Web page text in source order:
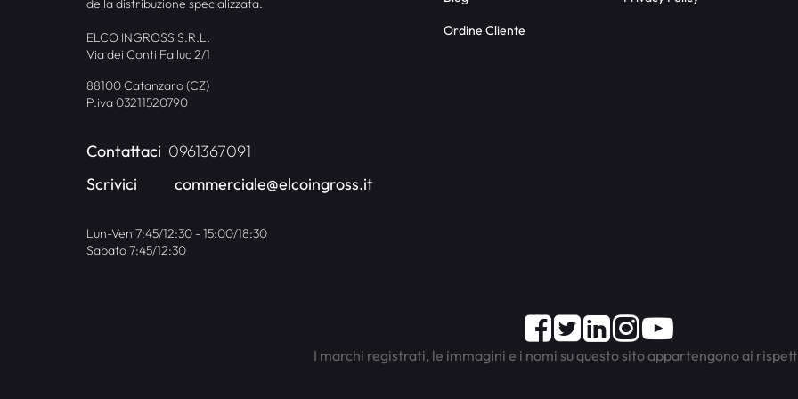
ELCO INGROSS S.R.L.
Via dei Conti Falluc 2/1
88100 Catanzaro (CZ)
P.iva 03211520790
Contattaci 0961367091
Scrivici
commerciale@elcoingross.it
Lun-Ven 7:45/12:30 - 15:00/18:30
Sabato 7:45/12:30
Ordine Cliente
Facebook
TwitterLinkedInInstagram
Youtube
I marchi registrati, le immagini e i nomi su questo sito appartengono ai